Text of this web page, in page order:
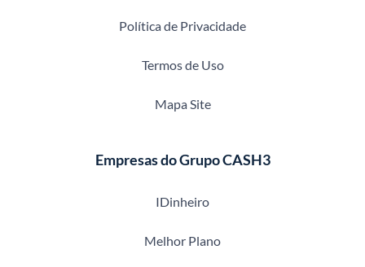
Política de Privacidade
Termos de Uso
Mapa Site
Empresas do Grupo CASH3
IDinheiro
Melhor Plano